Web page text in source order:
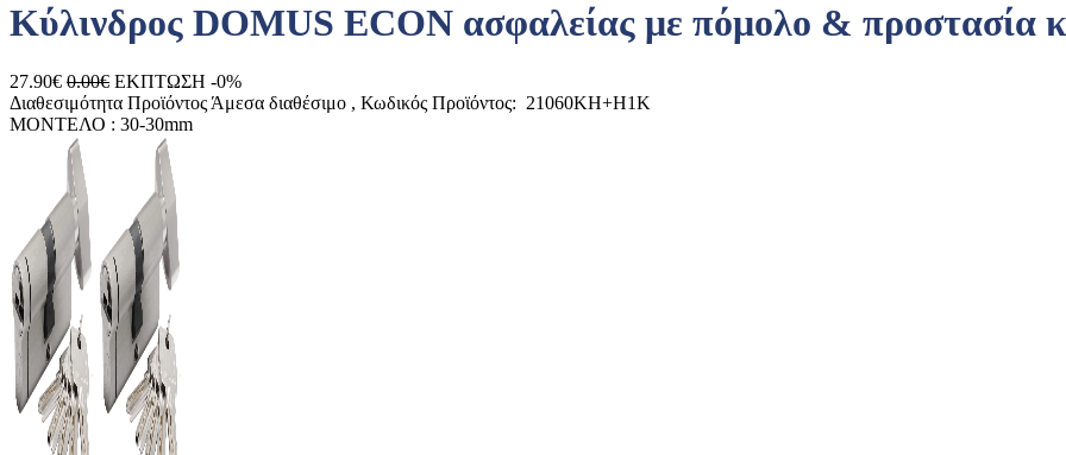
Κύλινδρος DOMUS ECON ασφαλείας με πόμολο & προστασία
27.90€ 0.00€ ΕΚΠΤΩΣΗ -0%
Διαθεσιμότητα Προϊόντος Άμεσα διαθέσιμο , Κωδικός Προϊόντος: 21060KH+H1K
ΜΟΝΤΕΛΟ : 30-30mm